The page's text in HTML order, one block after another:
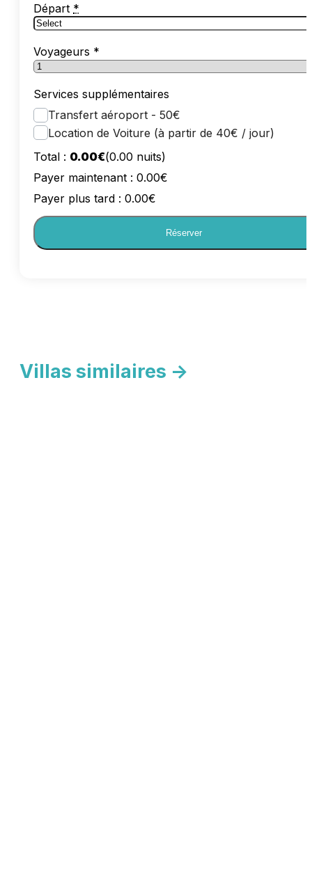
Départ *
Voyageurs *
Services supplémentaires
Transfert aéroport - 50€
Location de Voiture (à partir de 40€ / jour)
Total : 0.00€(0.00 nuits)
Payer maintenant : 0.00€
Payer plus tard : 0.00€
Réserver
Villas similaires ->